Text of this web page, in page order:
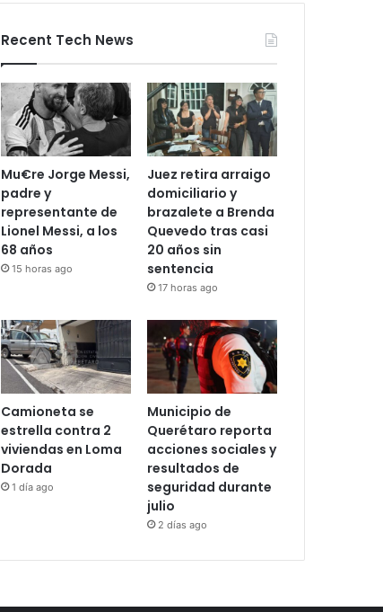
Recent Tech News
Mu€re Jorge Messi,
padre y
representante de
Lionel Messi, a los
68 años
15 horas ago
Juez retira arraigo
domiciliario y
brazalete a Brenda
Quevedo tras casi
20 años sin
sentencia
17 horas ago
Camioneta se
estrella contra 2
viviendas en Loma
Dorada
1 día ago
Municipio de
Querétaro reporta
acciones sociales y
resultados de
seguridad durante
julio
2 días ago